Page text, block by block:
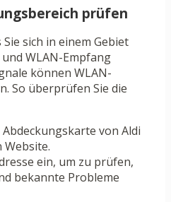
prüfen
sich in einem Gebiet
WLAN-Empfang
können WLAN-
So überprüfen Sie die
Abdeckungskarte von Aldi
ein, um zu prüfen,
bekannte Probleme